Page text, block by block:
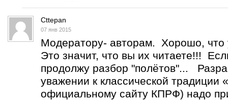
Cttepan
07 янв 2015
Модератору- авторам. Хорошо, что
Это значит, что вы их читаете!!!
продолжу разбор "полётов"...
уважении к классической традиции
официальному сайту КПРФ) надо